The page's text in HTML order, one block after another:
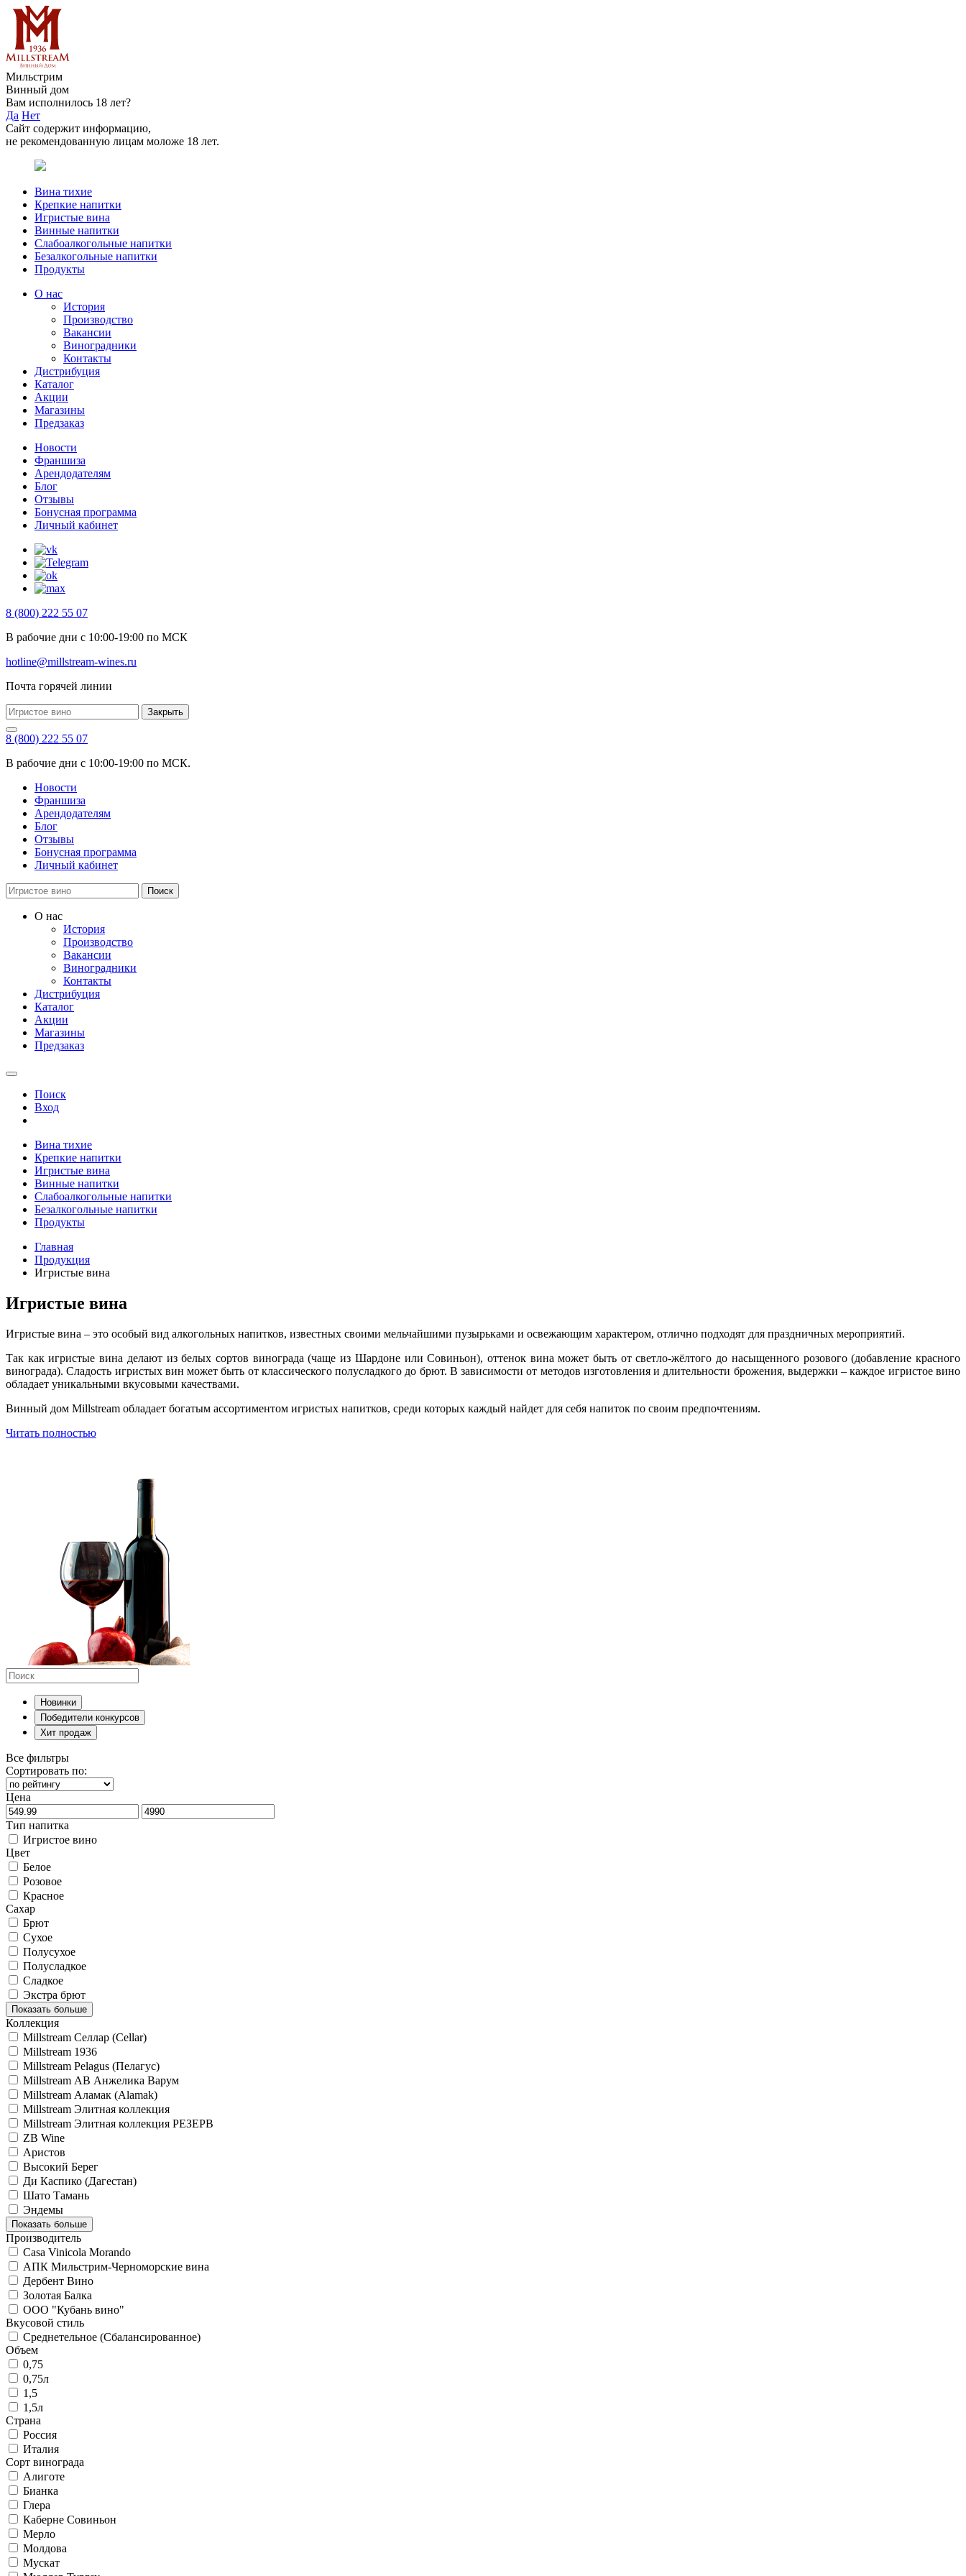
Мильстрим
Винный дом
Вам исполнилось 18 лет?
Да Нет
Сайт содержит информацию,
не рекомендованную лицам моложе 18 лет.
Вина тихие
Крепкие напитки
Игристые вина
Винные напитки
Слабоалкогольные напитки
Безалкогольные напитки
Продукты
О нас
История
Производство
Вакансии
Виноградники
Контакты
Дистрибуция
Каталог
Акции
Магазины
Предзаказ
Новости
Франшиза
Арендодателям
Блог
Отзывы
Бонусная программа
Личный кабинет
8 (800) 222 55 07
В рабочие дни с 10:00-19:00 по МСК
hotline@millstream-wines.ru
Почта горячей линии
Закрыть
8 (800) 222 55 07
В рабочие дни с 10:00-19:00 по МСК.
Новости
Франшиза
Арендодателям
Блог
Отзывы
Бонусная программа
Личный кабинет
Поиск
О нас
История
Производство
Вакансии
Виноградники
Контакты
Дистрибуция
Каталог
Акции
Магазины
Предзаказ
Поиск
Вход
Вина тихие
Крепкие напитки
Игристые вина
Винные напитки
Слабоалкогольные напитки
Безалкогольные напитки
Продукты
Главная
Продукция
Игристые вина
Игристые вина
Игристые вина – это особый вид алкогольных напитков, известных своими мельчайшими пузырьками и освежающим характером, отлично подходят для праздничных мероприятий.
Так как игристые вина делают из белых сортов винограда (чаще из Шардоне или Совиньон), оттенок вина может быть от светло-жёлтого до насыщенного розового (добавление красного
винограда). Сладость игристых вин может быть от классического полусладкого до брют. В зависимости от методов изготовления и длительности брожения, выдержки – каждое игристое вино
обладает уникальными вкусовыми качествами.
Винный дом Millstream обладает богатым ассортиментом игристых напитков, среди которых каждый найдет для себя напиток по своим предпочтениям.
Читать полностью
Новинки
Победители конкурсов
Хит продаж
Все фильтры
Сортировать по:
Цена
Тип напитка
Игристое вино
Цвет
Белое
Розовое
Красное
Сахар
Брют
Сухое
Полусухое
Полусладкое
Сладкое
Экстра брют
Показать больше
Коллекция
Millstream Селлар (Cellar)
Millstream 1936
Millstream Pelagus (Пелагус)
Millstream АВ Анжелика Варум
Millstream Аламак (Alamak)
Millstream Элитная коллекция
Millstream Элитная коллекция РЕЗЕРВ
ZB Wine
Аристов
Высокий Берег
Ди Каспико (Дагестан)
Шато Тамань
Эндемы
Показать больше
Производитель
Casa Vinicola Morando
АПК Мильстрим-Черноморские вина
Дербент Вино
Золотая Балка
ООО "Кубань вино"
Вкусовой стиль
Среднетельное (Сбалансированное)
Объем
0,75
0,75л
1,5
1,5л
Страна
Россия
Италия
Сорт винограда
Алиготе
Бианка
Глера
Каберне Совиньон
Мерло
Молдова
Мускат